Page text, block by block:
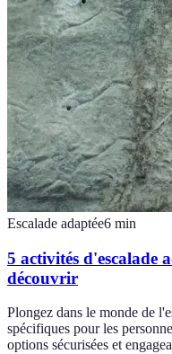
Escalade adaptée6 min
5 activités d'escalade
découvrir
Plongez dans le monde de
spécifiques pour les
options sécurisées et